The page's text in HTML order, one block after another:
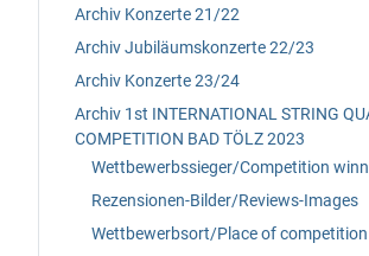
Archiv Konzerte 21/22
Archiv Jubiläumskonzerte 22/23
Archiv Konzerte 23/24
Archiv 1st INTERNATIONAL STRING
COMPETITION BAD TÖLZ 2023
Wettbewerbssieger/Competition
Rezensionen-Bilder/Reviews-Images
Wettbewerbsort/Place of